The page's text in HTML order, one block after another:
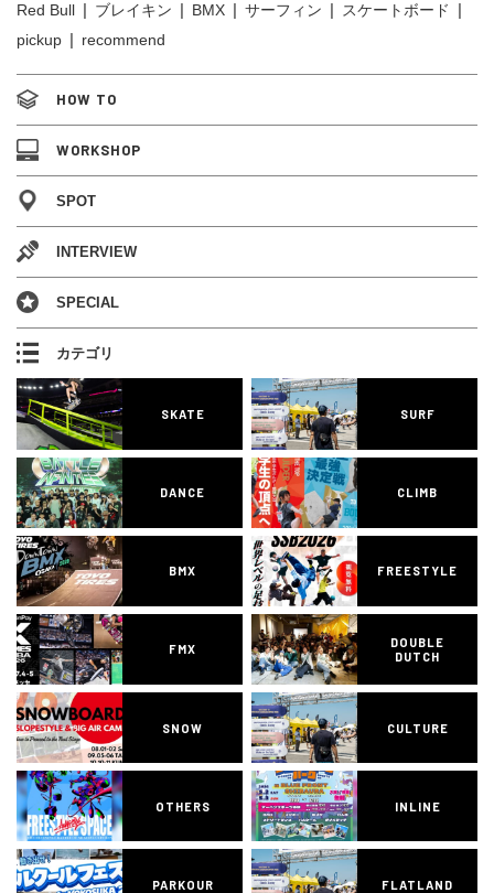
Red Bull
ブレイキン BMX サーフィン
スケートボード
pickup
recommend
HOW TO
WORKSHOP
SPOT
INTERVIEW
SPECIAL
カテゴリ
SKATE SURF
DANCE CLIMB
BMX FREESTYLE
FMX
DOUBLE
DUTCH
SNOW CULTURE
OTHERS INLINE
PARKOUR FLATLAND